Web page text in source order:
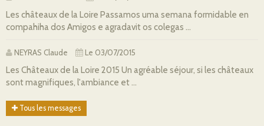
Les châteaux de la Loire Passamos uma semana formidable en
compahiha dos Amigos e agradavit os colegas ...
NEYRAS Claude Le 03/07/2015
Les Châteaux de la Loire 2015 Un agréable séjour, si les châteaux
sont magnifiques, l'ambiance et ...
Tous les messages